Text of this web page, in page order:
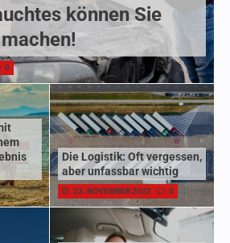
können Sie
0
Die Logistik: Oft vergessen,
aber unfassbar wichtig
23. NOVEMBER 2022 0